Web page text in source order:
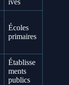
ivés
Écoles
primaires
Établisse
ments
publics